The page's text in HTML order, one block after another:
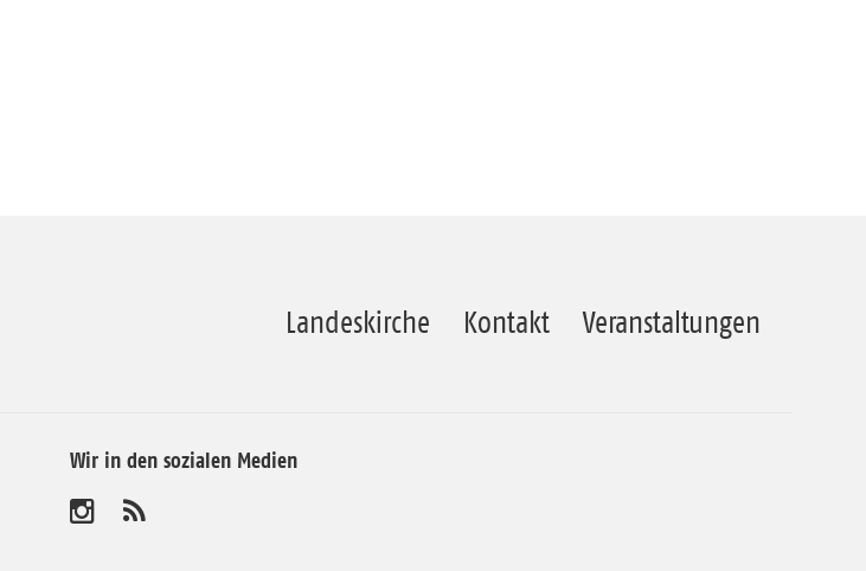
Landeskirche Kontakt Veranstaltungen
Wir in den sozialen Medien
B
A